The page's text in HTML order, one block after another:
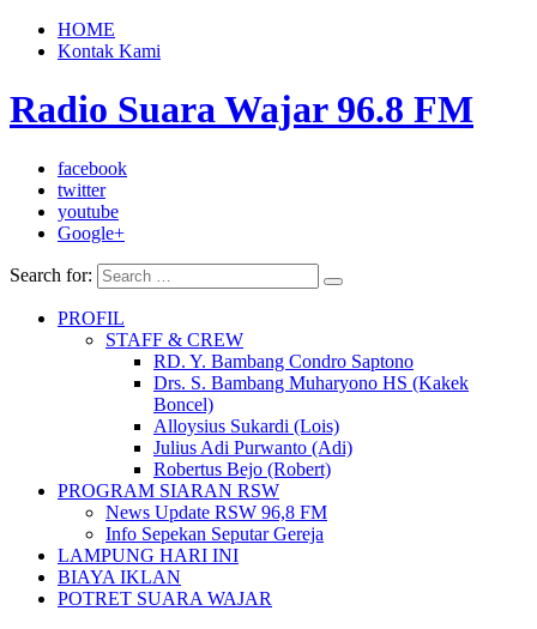
HOME
Kontak Kami
Radio Suara Wajar 96.8 FM
facebook
twitter
youtube
Google+
Search for:
PROFIL
STAFF & CREW
RD. Y. Bambang Condro Saptono
Drs. S. Bambang Muharyono HS (Kakek
Boncel)
Alloysius Sukardi (Lois)
Julius Adi Purwanto (Adi)
Robertus Bejo (Robert)
PROGRAM SIARAN RSW
News Update RSW 96,8 FM
Info Sepekan Seputar Gereja
LAMPUNG HARI INI
BIAYA IKLAN
POTRET SUARA WAJAR